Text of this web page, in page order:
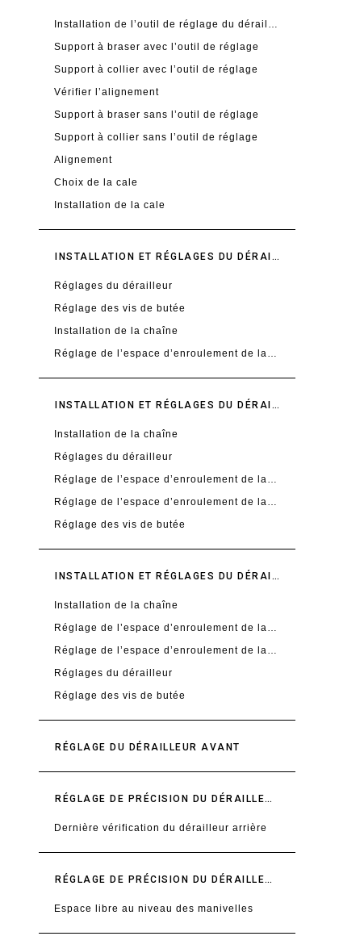
Installation de l’outil de réglage du dérailleur avant
Support à braser avec l’outil de réglage
Support à collier avec l’outil de réglage
Vérifier l’alignement
Support à braser sans l’outil de réglage
Support à collier sans l’outil de réglage
Alignement
Choix de la cale
Installation de la cale
INSTALLATION ET RÉGLAGES DU DÉRAILLEUR MAX 33T/36T
Réglages du dérailleur
Réglage des vis de butée
Installation de la chaîne
Réglage de l’espace d’enroulement de la chaîne
INSTALLATION ET RÉGLAGES DU DÉRAILLEUR XPLR
Installation de la chaîne
Réglages du dérailleur
Réglage de l’espace d’enroulement de la chaîne avec l’outil
Réglage de l’espace d’enroulement de la chaîne sans l’outil
Réglage des vis de butée
INSTALLATION ET RÉGLAGES DU DÉRAILLEUR EAGLE AXS
Installation de la chaîne
Réglage de l’espace d’enroulement de la chaîne avec l’outil - Eagle AXS
Réglage de l’espace d’enroulement de la chaîne sans l’outil - Eagle AXS
Réglages du dérailleur
Réglage des vis de butée
RÉGLAGE DU DÉRAILLEUR AVANT
RÉGLAGE DE PRÉCISION DU DÉRAILLEUR ARRIÈRE (MICROADJUST)
Dernière vérification du dérailleur arrière
RÉGLAGE DE PRÉCISION DU DÉRAILLEUR AVANT
Espace libre au niveau des manivelles